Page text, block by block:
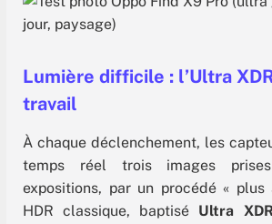
Lumière difficile : l’Ultra
travail
À chaque déclenchement, les
temps réel trois images
expositions, par un procédé «
HDR classique, baptisé Ultra XDR